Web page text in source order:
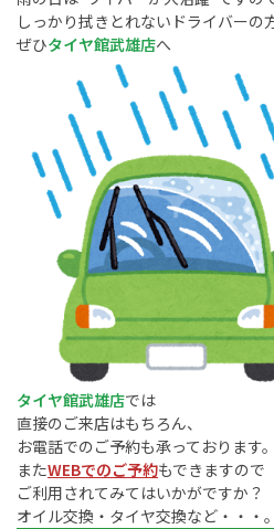
しっかり拭きとれないドライバーの
ぜひタイヤ館武雄店へ
タイヤ館武雄店では
直接のご来店はもちろん、
お電話でのご予約も承っております。
またWEBでのご予約もできますので
ご利用されてみてはいかがですか？
オイル交換・タイヤ交換など・・・。